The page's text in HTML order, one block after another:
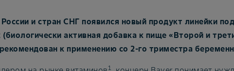
и стран СНГ появился новый продукт линейки
(биологически активная добавка к пище «Второй и
к применению со 2-го триместра
1